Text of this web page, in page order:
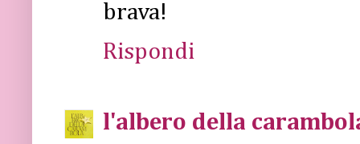
brava!
Rispondi
l'albero della